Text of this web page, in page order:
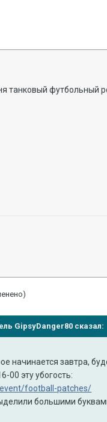
танковый футбольный
GipsyDanger80 сказал:
начинается завтра,
00 эту убогость:
football-patches/
большими